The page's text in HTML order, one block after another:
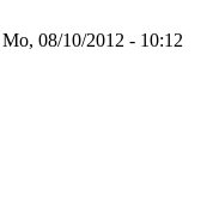
08/10/2012 - 10:12